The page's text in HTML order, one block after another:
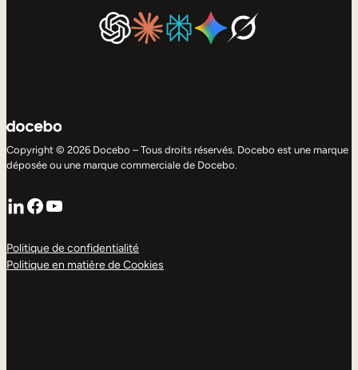
Copyright © 2026 Docebo – Tous droits réservés. Docebo est une marque
déposée ou une marque commerciale de Docebo.
LinkedIn
Facebook
YouTube
Politique de confidentialité
Politique en matière de Cookies